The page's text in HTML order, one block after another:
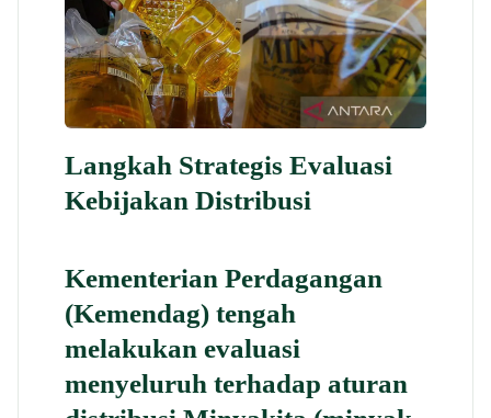
Langkah Strategis Evaluasi
Kebijakan Distribusi
Kementerian Perdagangan
(Kemendag) tengah
melakukan evaluasi
menyeluruh terhadap aturan